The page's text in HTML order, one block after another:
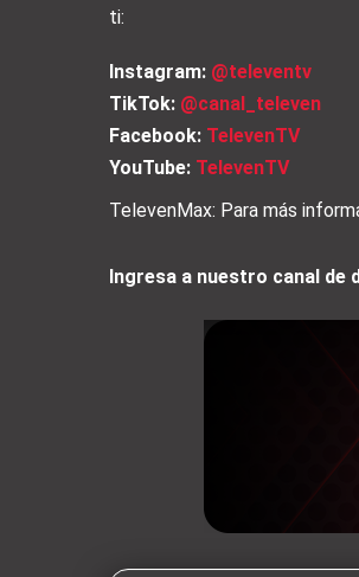
ti:
Instagram: @televentv
TikTok: @canal_televen
Facebook: TelevenTV
YouTube: TelevenTV
TelevenMax: Para más
Ingresa a nuestro canal de